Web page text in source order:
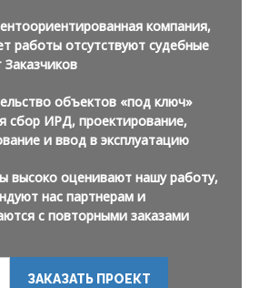
компания,
работы отсутствуют судебные
Заказчиков
объектов «под ключ»
сбор ИРД, проектирование,
и ввод в эксплуатацию
высоко оценивают нашу работу,
нас партнерам и
с повторными заказами
ЗАКАЗАТЬ ПРОЕКТ